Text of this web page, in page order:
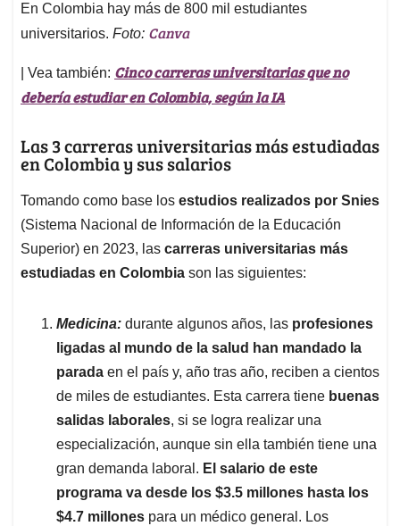
En Colombia hay más de 800 mil estudiantes
universitarios. Foto: Canva
| Vea también: Cinco carreras universitarias que no
debería estudiar en Colombia, según la IA
Las 3 carreras universitarias más estudiadas
en Colombia y sus salarios
Tomando como base los estudios realizados por Snies
(Sistema Nacional de Información de la Educación
Superior) en 2023, las carreras universitarias más
estudiadas en Colombia son las siguientes:
Medicina: durante algunos años, las profesiones
ligadas al mundo de la salud han mandado la
parada en el país y, año tras año, reciben a cientos
de miles de estudiantes. Esta carrera tiene buenas
salidas laborales, si se logra realizar una
especialización, aunque sin ella también tiene una
gran demanda laboral. El salario de este
programa va desde los $3.5 millones hasta los
$4.7 millones para un médico general. Los